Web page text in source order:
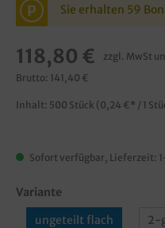
P Sie erhalten 59
118,80 € zzgl. MwSt
Brutto: 141,40 €
Inhalt: 500 Stück (0,24 €* / 1
Sofort verfügbar, Lieferzeit:
Variante
ungeteilt flach
2-